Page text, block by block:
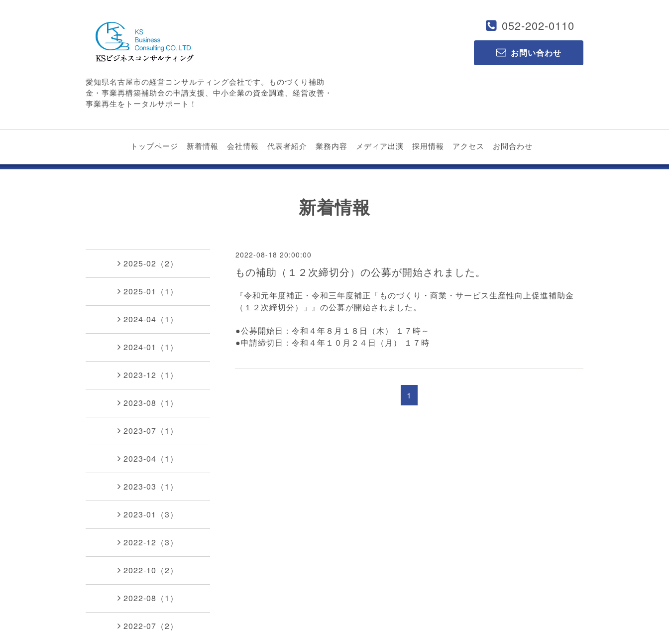
052-202-0110
お問い合わせ
愛知県名古屋市の経営コンサルティング会社です。ものづくり補助
金・事業再構築補助金の申請支援、中小企業の資金調達、経営改善・
事業再生をトータルサポート！
トップページ 新着情報 会社情報 代表者紹介 業務内容 メディア出演 採用情報 アクセス お問合わせ
新着情報
2022-08-18 20:00:00
もの補助（１２次締切分）の公募が開始されました。
『令和元年度補正・令和三年度補正「ものづくり・商業・サービス生産性向上促進補助金
（１２次締切分）
」』の公募が開始されました。
●公募開始日：令和４年８月１８日（木） １７時～
●申請締切日：令和４年１０月２４日（月） １７時
1
2025-02（2）
2025-01（1）
2024-04（1）
2024-01（1）
2023-12（1）
2023-08（1）
2023-07（1）
2023-04（1）
2023-03（1）
2023-01（3）
2022-12（3）
2022-10（2）
2022-08（1）
2022-07（2）